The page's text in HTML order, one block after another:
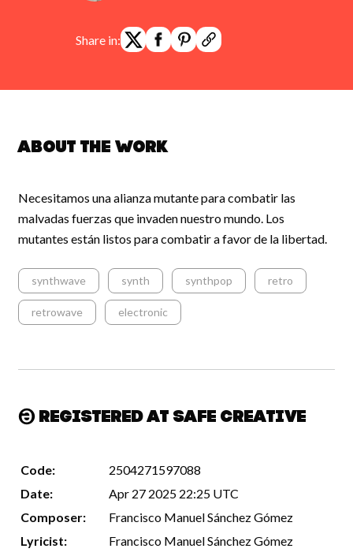
Share in:
About the work
Necesitamos una alianza mutante para combatir las
malvadas fuerzas que invaden nuestro mundo. Los
mutantes están listos para combatir a favor de la libertad.
synthwave synth synthpop retro
retrowave electronic
Registered at Safe Creative
Code:
2504271597088
Date:
Apr 27 2025 22:25 UTC
Composer:
Francisco Manuel Sánchez Gómez
Lyricist:
Francisco Manuel Sánchez Gómez